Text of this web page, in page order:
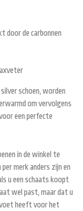
de carbonnen
schoen, worden
om vervolgens
een perfecte
in de winkel te
merk anders zijn en
u een schaats koopt
wel past, maar dat u
heeft voor het